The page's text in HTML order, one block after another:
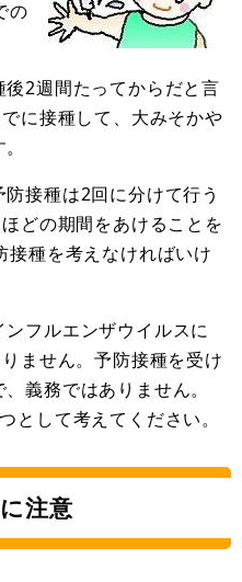
の
2週間たってからだと言
に接種して、大みそかや
接種は2回に分けて行う
どの期間をあけることを
種を考えなければいけ
フルエンザウイルスに
ません。予防接種を受け
義務ではありません。
として考えてください。
注意